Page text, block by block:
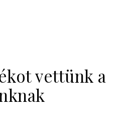
vettünk a